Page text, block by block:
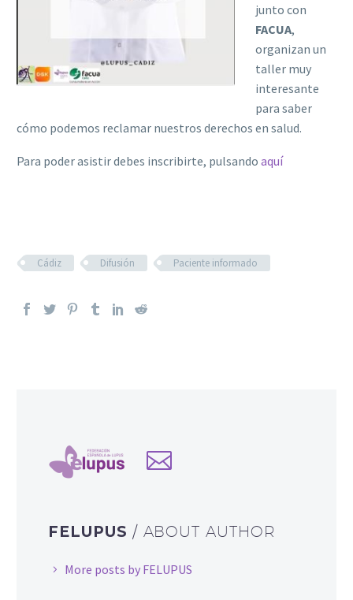
junto con
FACUA,
organizan un
taller muy
interesante
para saber
cómo podemos reclamar nuestros derechos en salud.
Para poder asistir debes inscribirte, pulsando aquí
Cádiz Difusión Paciente informado
FELUPUS / ABOUT AUTHOR
More posts by FELUPUS